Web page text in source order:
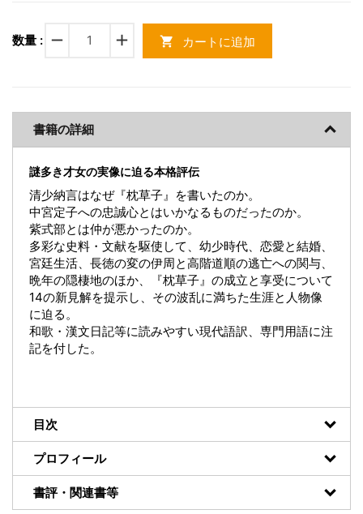
数量 : remove add shopping_cart カートに追加
書籍の詳細
謎多き才女の実像に迫る本格評伝
清少納言はなぜ『枕草子』を書いたのか。
中宮定子への忠誠心とはいかなるものだったのか。
紫式部とは仲が悪かったのか。
多彩な史料・文献を駆使して、幼少時代、恋愛と結婚、
宮廷生活、長徳の変の伊周と高階道順の逃亡への関与、
晩年の隠棲地のほか、『枕草子』の成立と享受について
14の新見解を提示し、その波乱に満ちた生涯と人物像
に迫る。
和歌・漢文日記等に読みやすい現代語訳、専門用語に注
記を付した。
目次
プロフィール
書評・関連書等